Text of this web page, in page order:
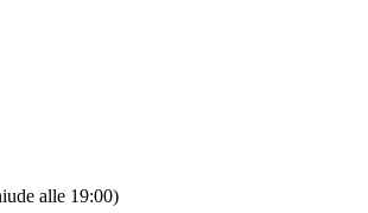
alle 19:00)